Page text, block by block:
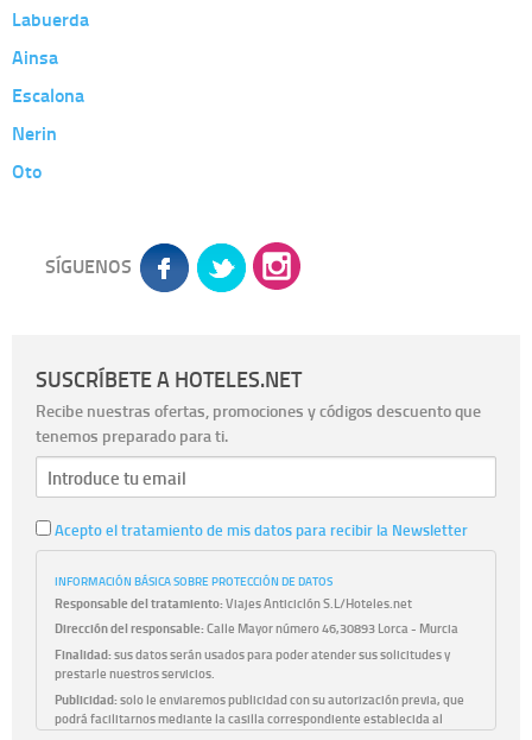
Labuerda
Ainsa
Escalona
Nerin
Oto
SÍGUENOS
SUSCRÍBETE A HOTELES.NET
Recibe nuestras ofertas, promociones y códigos descuento que
tenemos preparado para ti.
Acepto el tratamiento de mis datos para recibir la Newsletter
INFORMACIÓN BÁSICA SOBRE PROTECCIÓN DE DATOS
Responsable del tratamiento:Viajes Anticiclón S.L/Hoteles.net
Dirección del responsable:Calle Mayor número 46,30893 Lorca - Murcia
Finalidad:sus datos serán usados para poder atender sus solicitudes y
prestarle nuestros servicios.
Publicidad:solo le enviaremos publicidad con su autorización previa, que
podrá facilitarnos mediante la casilla correspondiente establecida al